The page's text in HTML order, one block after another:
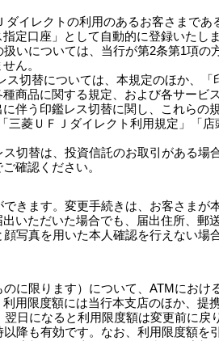
イレクトの利用のあるお客さまで
定口座」として自動的に登録いたしま
いについては、当行が第2条第1項
ん。
切替については、本規定のほか、
商品に関する規定、および各サー
伴う印鑑レス切替に関し、これら
菱ＵＦＪダイレクト利用規定」「
切替は、投資信託のお取引がある
確認ください。
きます。変更手続きは、お客さま
いただいた場合でも、届出住所、郵
写真を用いた本人確認を行えない
に限ります）について、ATMにお
用限度額には当行本支店のほか、提
日になると利用限度額は変更前に
降も有効です。なお、利用限度額を